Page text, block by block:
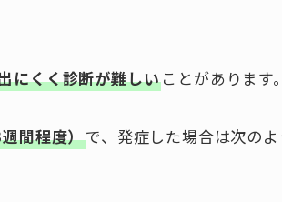
にくく診断が難しいことがあります
間程度）で、発症した場合は次の